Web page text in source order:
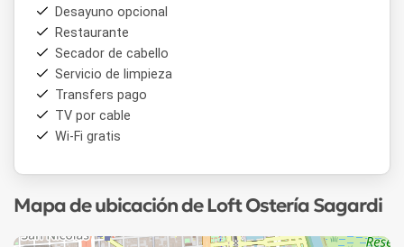
Desayuno opcional
Restaurante
Secador de cabello
Servicio de limpieza
Transfers pago
TV por cable
Wi-Fi gratis
Mapa de ubicación de Loft Ostería Sagardi